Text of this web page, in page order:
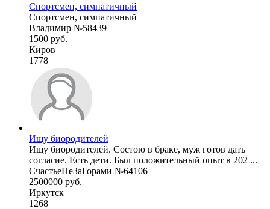
Спортсмен, симпатичный
Спортсмен, симпатичный
Владимир №58439
1500 руб.
Киров
1778
Ищу биородителей
Ищу биородителей. Состою в браке, муж готов дать
согласие. Есть дети. Был положительный опыт в 202 ...
СчастьеНеЗаГорами №64106
2500000 руб.
Иркутск
1268